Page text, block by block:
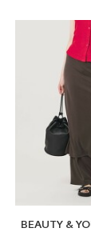
BEAUTY &